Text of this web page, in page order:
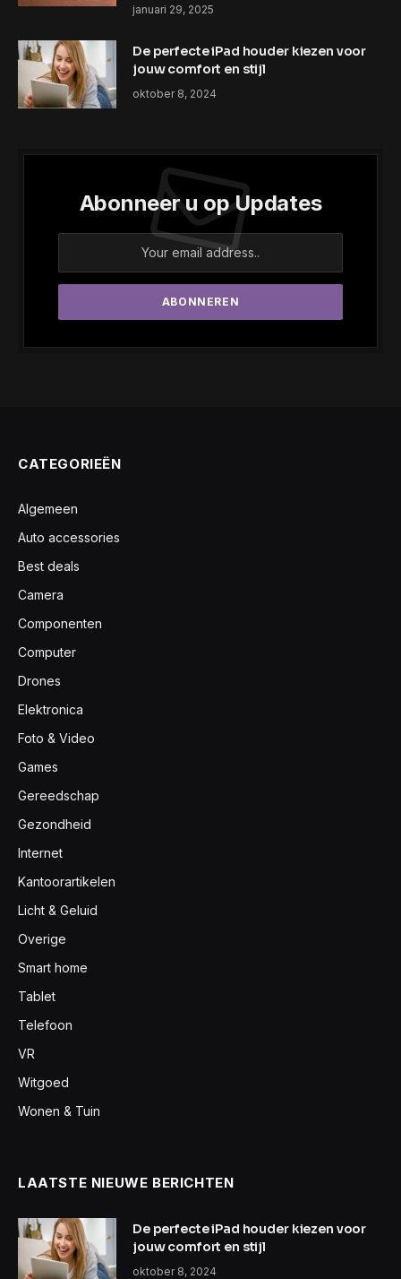
januari 29, 2025
De perfecte iPad houder kiezen voor
jouw comfort en stijl
oktober 8, 2024
Abonneer u op Updates
CATEGORIEËN
Algemeen
Auto accessories
Best deals
Camera
Componenten
Computer
Drones
Elektronica
Foto & Video
Games
Gereedschap
Gezondheid
Internet
Kantoorartikelen
Licht & Geluid
Overige
Smart home
Tablet
Telefoon
VR
Witgoed
Wonen & Tuin
LAATSTE NIEUWE BERICHTEN
De perfecte iPad houder kiezen voor
jouw comfort en stijl
oktober 8, 2024